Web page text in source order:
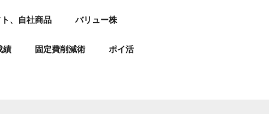
、自社商品 バリュー株
績 固定費削減術 ポイ活